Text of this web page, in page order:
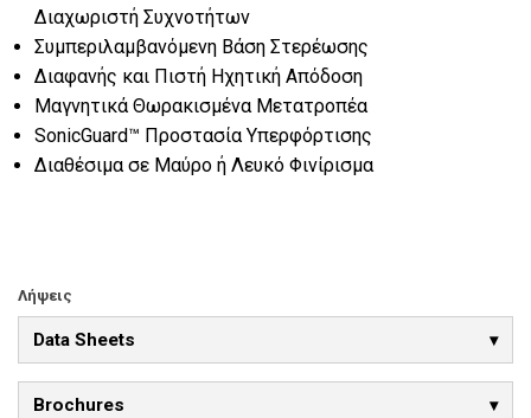
Διαχωριστή Συχνοτήτων
Συμπεριλαμβανόμενη Βάση Στερέωσης
Διαφανής και Πιστή Ηχητική Απόδοση
Μαγνητικά Θωρακισμένα Μετατροπέα
SonicGuard™ Προστασία Υπερφόρτισης
Διαθέσιμα σε Μαύρο ή Λευκό Φινίρισμα
Λήψεις
Data Sheets
Brochures